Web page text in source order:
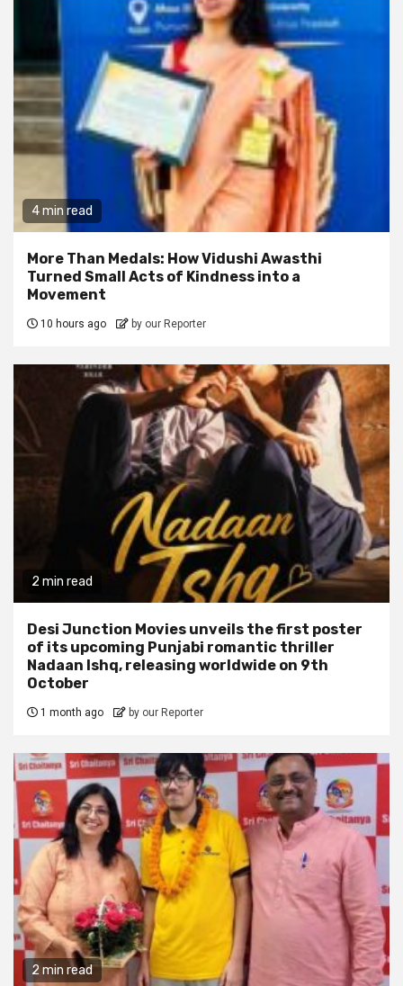
4 min read
More Than Medals: How Vidushi Awasthi
Turned Small Acts of Kindness into a
Movement
10 hours ago by our Reporter
2 min read
Desi Junction Movies unveils the first poster
of its upcoming Punjabi romantic thriller
Nadaan Ishq, releasing worldwide on 9th
October
1 month ago by our Reporter
2 min read